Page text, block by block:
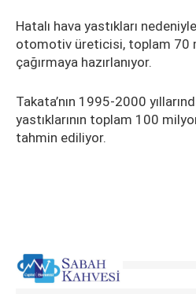
Hatalı hava yastıkları
otomotiv üreticisi, toplam 70
çağırmaya hazırlanıyor.
Takata’nın 1995-2000
yastıklarının toplam 100
tahmin ediliyor.